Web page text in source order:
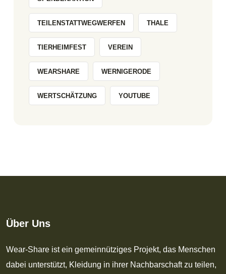
TEILENSTATTWEGWERFEN THALE
TIERHEIMFEST VEREIN
WEARSHARE WERNIGERODE
WERTSCHÄTZUNG YOUTUBE
Über Uns
Wear-Share ist ein gemeinnütziges Projekt, das Menschen
dabei unterstützt, Kleidung in ihrer Nachbarschaft zu teilen,